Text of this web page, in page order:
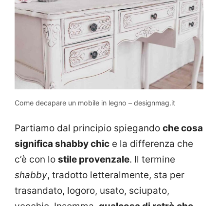
Come decapare un mobile in legno – designmag.it
Partiamo dal principio spiegando che cosa
significa shabby chic e la differenza che
c’è con lo stile provenzale. Il termine
shabby, tradotto letteralmente, sta per
trasandato, logoro, usato, sciupato,